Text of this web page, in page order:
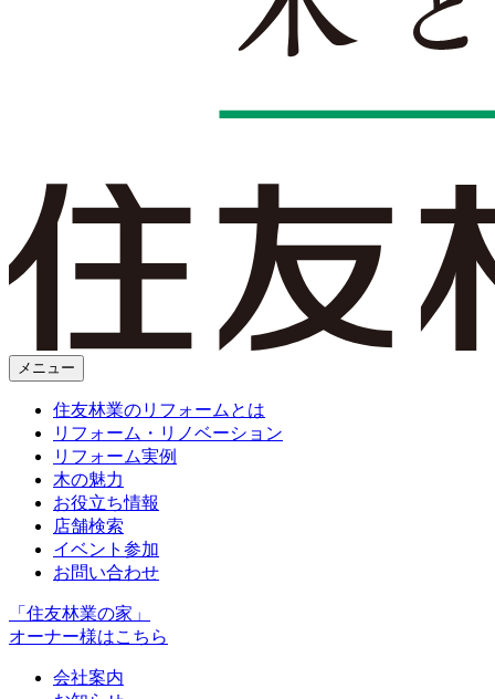
メニュー
住友林業のリフォームとは
リフォーム・リノベーション
リフォーム実例
木の魅力
お役立ち情報
店舗検索
イベント参加
お問い合わせ
「住友林業の家」
オーナー様はこちら
会社案内